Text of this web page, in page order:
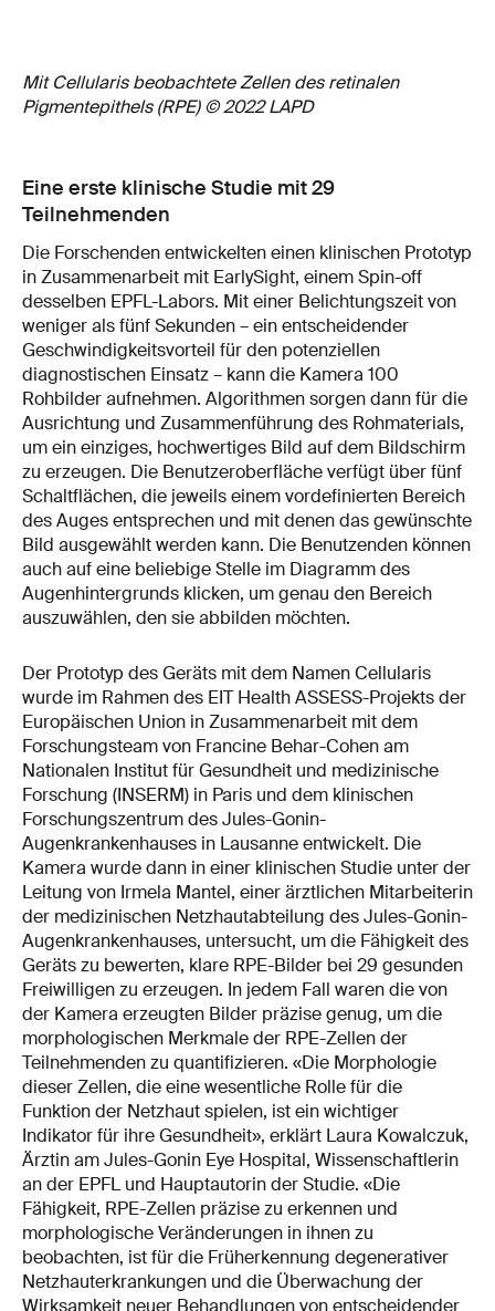
Mit Cellularis beobachtete Zellen des retinalen
Pigmentepithels (RPE) © 2022 LAPD
Eine erste klinische Studie mit 29
Teilnehmenden
Die Forschenden entwickelten einen klinischen Prototyp
in Zusammenarbeit mit EarlySight, einem Spin-off
desselben EPFL-Labors. Mit einer Belichtungszeit von
weniger als fünf Sekunden – ein entscheidender
Geschwindigkeitsvorteil für den potenziellen
diagnostischen Einsatz – kann die Kamera 100
Rohbilder aufnehmen. Algorithmen sorgen dann für die
Ausrichtung und Zusammenführung des Rohmaterials,
um ein einziges, hochwertiges Bild auf dem Bildschirm
zu erzeugen. Die Benutzeroberfläche verfügt über fünf
Schaltflächen, die jeweils einem vordefinierten Bereich
des Auges entsprechen und mit denen das gewünschte
Bild ausgewählt werden kann. Die Benutzenden können
auch auf eine beliebige Stelle im Diagramm des
Augenhintergrunds klicken, um genau den Bereich
auszuwählen, den sie abbilden möchten.
Der Prototyp des Geräts mit dem Namen Cellularis
wurde im Rahmen des EIT Health ASSESS-Projekts der
Europäischen Union in Zusammenarbeit mit dem
Forschungsteam von Francine Behar-Cohen am
Nationalen Institut für Gesundheit und medizinische
Forschung (INSERM) in Paris und dem klinischen
Forschungszentrum des Jules-Gonin-
Augenkrankenhauses in Lausanne entwickelt. Die
Kamera wurde dann in einer klinischen Studie unter der
Leitung von Irmela Mantel, einer ärztlichen Mitarbeiterin
der medizinischen Netzhautabteilung des Jules-Gonin-
Augenkrankenhauses, untersucht, um die Fähigkeit des
Geräts zu bewerten, klare RPE-Bilder bei 29 gesunden
Freiwilligen zu erzeugen. In jedem Fall waren die von
der Kamera erzeugten Bilder präzise genug, um die
morphologischen Merkmale der RPE-Zellen der
Teilnehmenden zu quantifizieren. «Die Morphologie
dieser Zellen, die eine wesentliche Rolle für die
Funktion der Netzhaut spielen, ist ein wichtiger
Indikator für ihre Gesundheit», erklärt Laura Kowalczuk,
Ärztin am Jules-Gonin Eye Hospital, Wissenschaftlerin
an der EPFL und Hauptautorin der Studie. «Die
Fähigkeit, RPE-Zellen präzise zu erkennen und
morphologische Veränderungen in ihnen zu
beobachten, ist für die Früherkennung degenerativer
Netzhauterkrankungen und die Überwachung der
Wirksamkeit neuer Behandlungen von entscheidender